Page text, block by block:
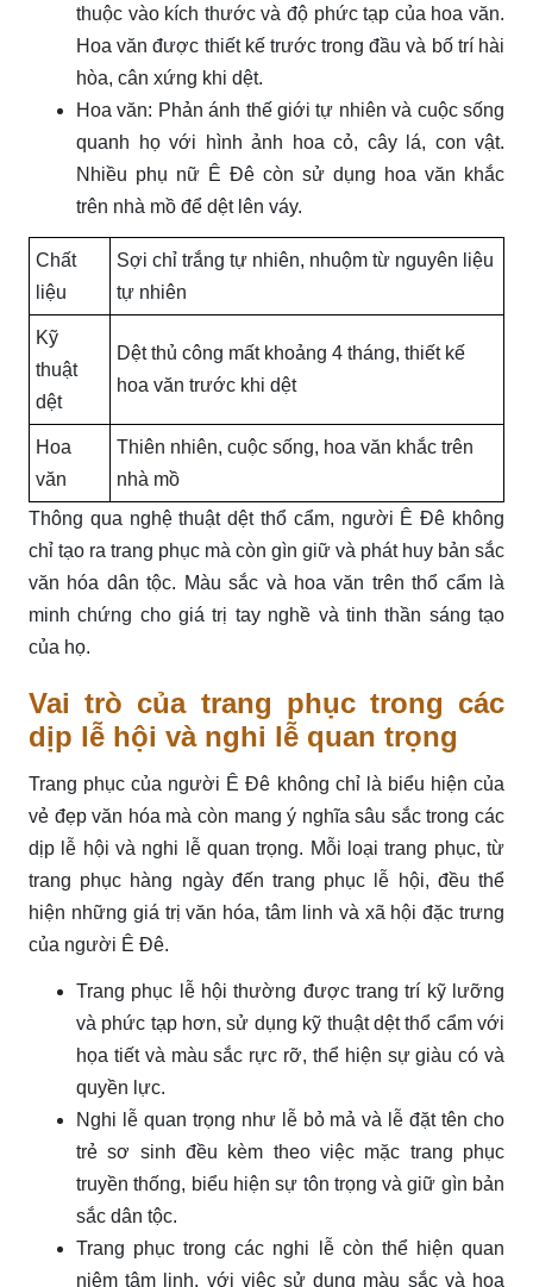
thuộc vào kích thước và độ phức tạp của hoa văn.
Hoa văn được thiết kế trước trong đầu và bố trí hài
hòa, cân xứng khi dệt.
Hoa văn: Phản ánh thế giới tự nhiên và cuộc sống
quanh họ với hình ảnh hoa cỏ, cây lá, con vật.
Nhiều phụ nữ Ê Đê còn sử dụng hoa văn khắc
trên nhà mồ để dệt lên váy.
Chất
liệu
Sợi chỉ trắng tự nhiên, nhuộm từ nguyên liệu
tự nhiên
Kỹ
thuật
dệt
Dệt thủ công mất khoảng 4 tháng, thiết kế
hoa văn trước khi dệt
Hoa
văn
Thiên nhiên, cuộc sống, hoa văn khắc trên
nhà mồ
Thông qua nghệ thuật dệt thổ cẩm, người Ê Đê không
chỉ tạo ra trang phục mà còn gìn giữ và phát huy bản sắc
văn hóa dân tộc. Màu sắc và hoa văn trên thổ cẩm là
minh chứng cho giá trị tay nghề và tinh thần sáng tạo
của họ.
Vai trò của trang phục trong các
dịp lễ hội và nghi lễ quan trọng
Trang phục của người Ê Đê không chỉ là biểu hiện của
vẻ đẹp văn hóa mà còn mang ý nghĩa sâu sắc trong các
dịp lễ hội và nghi lễ quan trọng. Mỗi loại trang phục, từ
trang phục hàng ngày đến trang phục lễ hội, đều thể
hiện những giá trị văn hóa, tâm linh và xã hội đặc trưng
của người Ê Đê.
Trang phục lễ hội thường được trang trí kỹ lưỡng
và phức tạp hơn, sử dụng kỹ thuật dệt thổ cẩm với
họa tiết và màu sắc rực rỡ, thể hiện sự giàu có và
quyền lực.
Nghi lễ quan trọng như lễ bỏ mả và lễ đặt tên cho
trẻ sơ sinh đều kèm theo việc mặc trang phục
truyền thống, biểu hiện sự tôn trọng và giữ gìn bản
sắc dân tộc.
Trang phục trong các nghi lễ còn thể hiện quan
niệm tâm linh, với việc sử dụng màu sắc và họa